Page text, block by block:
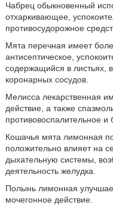
Чабрец обыкновенный
отхаркивающее,
противосудорожное
Мята перечная имеет
антисептическое,
содержащийся в листьях,
коронарных сосудов.
Мелисса лекарственная
действие, а также
противовоспалительное и
Кошачья мята лимонная
положительно влияет на
дыхательную системы,
деятельность желудка.
Полынь лимонная
мочегонное действие.